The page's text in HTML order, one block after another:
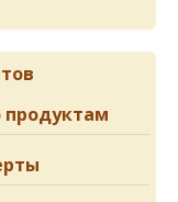
продуктам